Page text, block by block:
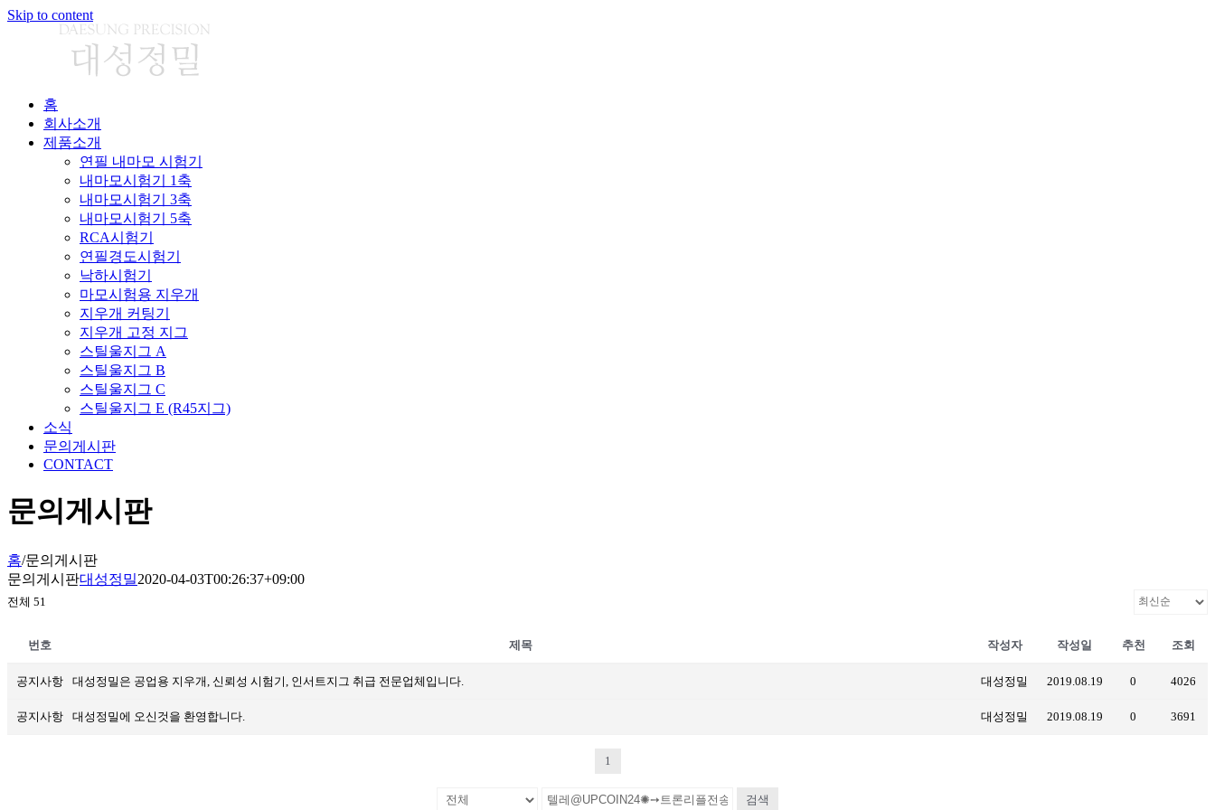
Skip to content
홈
회사소개
제품소개
연필 내마모 시험기
내마모시험기 1축
내마모시험기 3축
내마모시험기 5축
RCA시험기
연필경도시험기
낙하시험기
마모시험용 지우개
지우개 커팅기
지우개 고정 지그
스틸울지그 A
스틸울지그 B
스틸울지그 C
스틸울지그 E (R45지그)
소식
문의게시판
CONTACT
문의게시판
홈/문의게시판
문의게시판대성정밀2020-04-03T00:26:37+09:00
전체 51
번호 제목 작성자 작성일 추천 조회
공지사항 대성정밀은 공업용 지우개, 신뢰성 시험기, 인서트지그 취급 전문업체입니다. 대성정밀 2019.08.19 0 4026
공지사항 대성정밀에 오신것을 환영합니다. 대성정밀 2019.08.19 0 3691
1
검색